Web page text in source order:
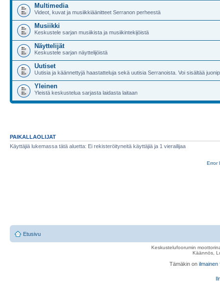
Multimedia
Videot, kuvat ja musiikkiäänitteet Serranon perheestä
Musiikki
Keskustele sarjan musiikista ja musiikintekijöistä
Näyttelijät
Keskustele sarjan näyttelijöistä
Uutiset
Uutisia ja käännettyjä haastatteluja sekä uutisia Serranoista. Voi sisältää
Yleinen
Yleistä keskustelua sarjasta laidasta laitaan
PAIKALLAOLIJAT
Käyttäjiä lukemassa tätä aluetta: Ei rekisteröityneitä käyttäjiä ja 1 vierailijaa
Error
Etusivu
Keskustelufoorumin
Käännös,
Tämäkin on ilmainen